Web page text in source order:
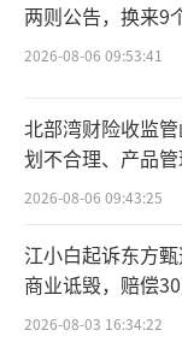
著高于被动基
截至
本（含管理费
5%，而被动
如果主
益，理应收取
益回报低于
两则公告，换来9
2026-08-06 09:53:41
北部湾财险收监
划不合理、产品
点”
2026-08-06 09:43:25
江小白起诉东方
商业诋毁，赔偿
2026-08-03 16:34:22